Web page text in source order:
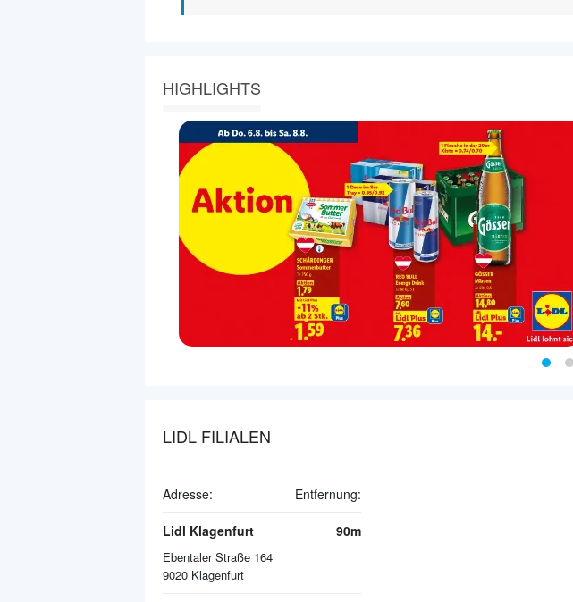
HIGHLIGHTS
LIDL FILIALEN
Adresse: Entfernung:
Lidl Klagenfurt
Ebentaler Straße 164
9020 Klagenfurt
90m